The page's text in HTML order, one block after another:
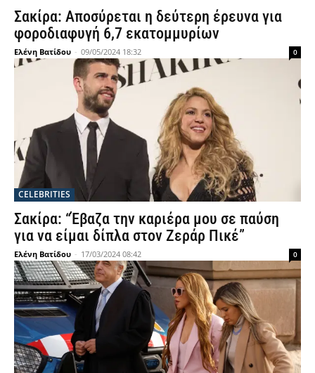
Σακίρα: Αποσύρεται η δεύτερη έρευνα για
φοροδιαφυγή 6,7 εκατομμυρίων
Ελένη Βατίδου - 09/05/2024 18:32 0
CELEBRITIES
Σακίρα: “Έβαζα την καριέρα μου σε παύση
για να είμαι δίπλα στον Ζεράρ Πικέ”
Ελένη Βατίδου - 17/03/2024 08:42 0